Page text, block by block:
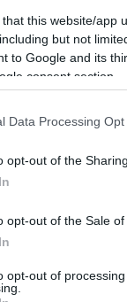
that this website/app
but not
to Google and its
consent section.
Data Processing
opt-out of the
opt-out of the Sale of
opt-out of
az emberek
trión kívül
volna itt,ha